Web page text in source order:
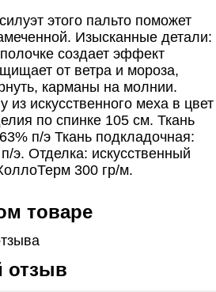
этого пальто поможет
Изысканные детали:
создает эффект
от ветра и мороза,
карманы на молнии.
искусственного меха в цвет
по спинке 105 см. Ткань
п/э Ткань подкладочная:
э. Отделка: искусственный
300 гр/м.
товаре
отзыв